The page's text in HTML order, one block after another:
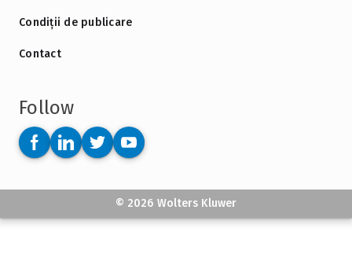
Condiții de publicare
Contact
Follow
© 2026 Wolters Kluwer